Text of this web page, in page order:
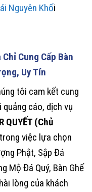
Nguyên Khối
Cung Cấp Bàn
Uy Tín
tôi cam kết cung
cáo, dịch vụ
QUYẾT (Chủ
việc lựa chọn
Phật, Sập Đá
Mộ Đá Quý, Bàn Ghế
lòng của khách